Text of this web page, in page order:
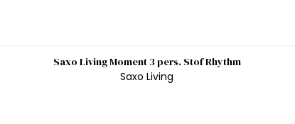
Saxo Living Moment 3 pers. Stof Rhythm
Saxo Living